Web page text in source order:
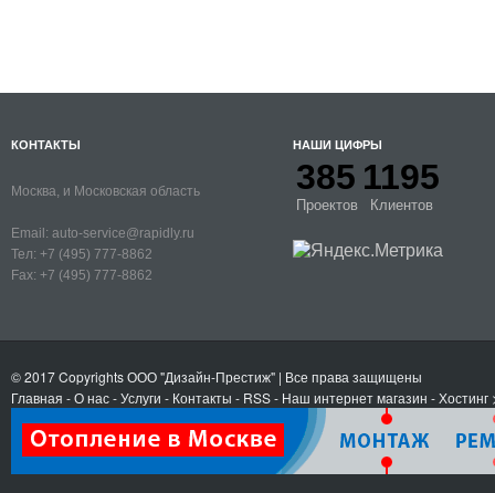
КОНТАКТЫ
Москва, и Московская область
Email: auto-service@rapidly.ru
Тел: +7 (495) 777-8862
Fax: +7 (495) 777-8862
НАШИ ЦИФРЫ
385
Проектов
1195
Клиентов
© 2017 CopyrightsООО "Дизайн-Престиж" | Все права защищены
Главная -О нас-Услуги - Контакты - RSS- Наш интернет магазин -Хостинг